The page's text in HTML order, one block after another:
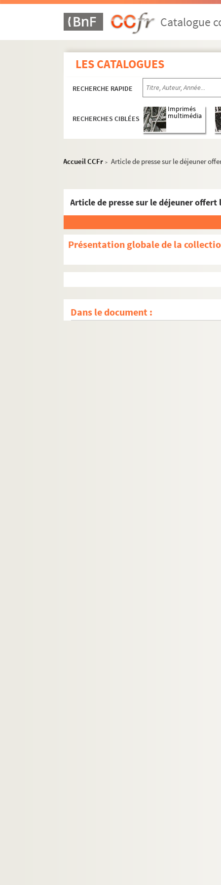
Catalogue
LES CATALOGUES
RECHERCHE RAPIDE
RECHERCHES CIBLÉES
Imprimés
multimédia
Accueil CCFr > Article de presse sur le déjeuner
Présentation globale de la
Dans le document :